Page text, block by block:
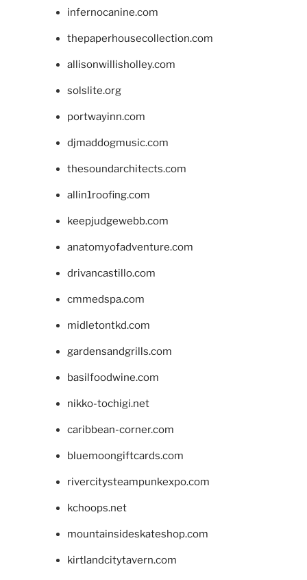
infernocanine.com
thepaperhousecollection.com
allisonwillisholley.com
solslite.org
portwayinn.com
djmaddogmusic.com
thesoundarchitects.com
allin1roofing.com
keepjudgewebb.com
anatomyofadventure.com
drivancastillo.com
cmmedspa.com
midletontkd.com
gardensandgrills.com
basilfoodwine.com
nikko-tochigi.net
caribbean-corner.com
bluemoongiftcards.com
rivercitysteampunkexpo.com
kchoops.net
mountainsideskateshop.com
kirtlandcitytavern.com